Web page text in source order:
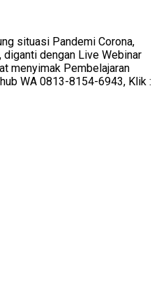
situasi Pandemi Corona,
dengan Live Webinar
menyimak Pembelajaran
WA 0813-8154-6943, Klik :